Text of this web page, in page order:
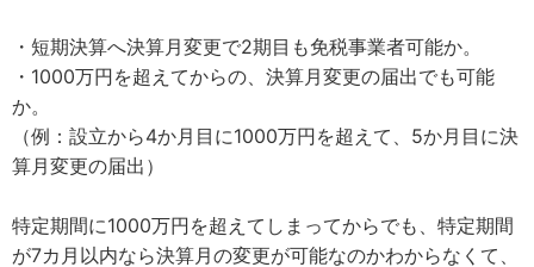
・短期決算へ決算月変更で2期目も免税事業者可能か。
・1000万円を超えてからの、決算月変更の届出でも可能
か。
（例：設立から4か月目に1000万円を超えて、5か月目に決
算月変更の届出）
特定期間に1000万円を超えてしまってからでも、特定期間
が7カ月以内なら決算月の変更が可能なのかわからなくて、